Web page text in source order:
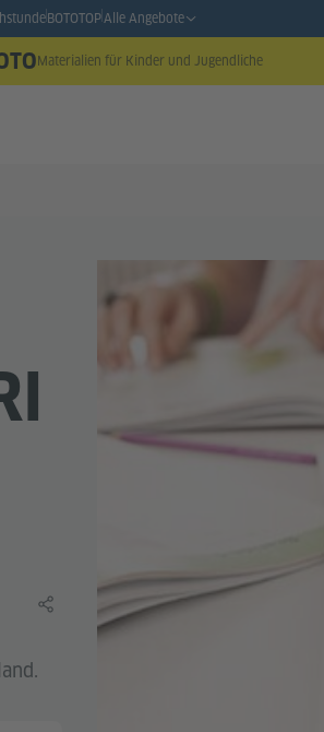
BOTOTOPAlle Angebote
Materialien für Kinder und Jugendliche
Lerninhalt teilen